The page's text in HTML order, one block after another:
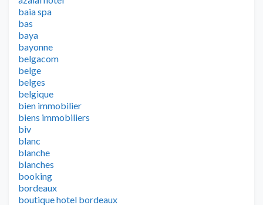
baia spa
bas
baya
bayonne
belgacom
belge
belges
belgique
bien immobilier
biens immobiliers
biv
blanc
blanche
blanches
booking
bordeaux
boutique hotel bordeaux